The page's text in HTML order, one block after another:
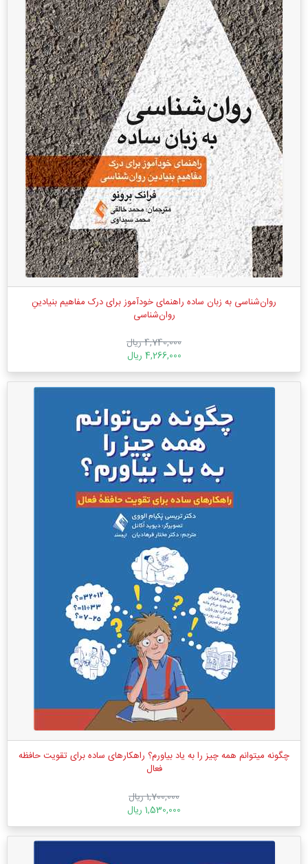
روان‌شناسی به زبان ساده راهنمای خودآموز برای درک مفاهیم بنیادینِ
روان‌شناسی
4,740,000 ریال
4,266,000 ریال
چگونه میتوانم همه چیز را به یاد بیاورم؟ راهکارهای ساده برای تقویت حافظه
فعال
1,700,000 ریال
1,530,000 ریال